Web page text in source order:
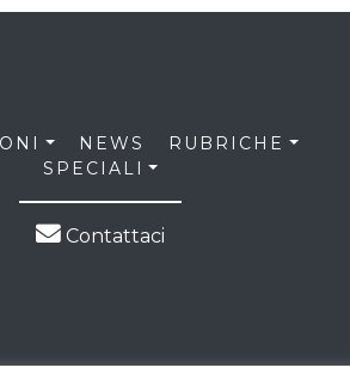
NEWS
RUBRICHE
SPECIALI
Contattaci